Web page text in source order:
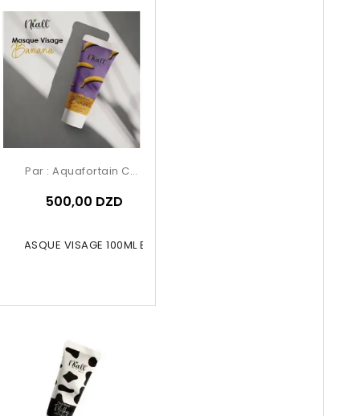
MASQUE VISAGE 100ML Banane
Par : Aquafortain Cosmetics
500,00 DZD